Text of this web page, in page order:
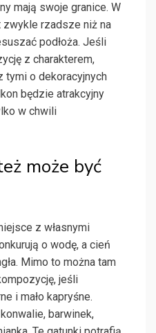
mają swoje granice. W
zwykle rzadsze niż na
podłoża. Jeśli
z charakterem,
tymi o dekoracyjnych
będzie atrakcyjny
w chwili
może być
z własnymi
o wodę, a cień
Mimo to można tam
jeśli
i mało kapryśne.
barwinek,